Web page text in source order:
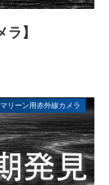
】
リーン用赤外線カメラ